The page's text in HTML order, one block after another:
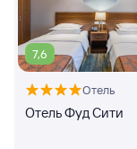
7,6
Отель
Отель Фуд Сити